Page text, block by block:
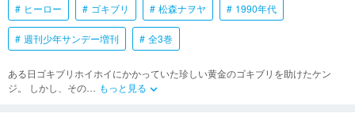
ヒーロー ゴキブリ 松森ナヲヤ 1990年代
週刊少年サンデー増刊 全3巻
ある日ゴキブリホイホイにかかっていた珍しい黄金のゴキブリを助けたケン
ジ。 しかし、その… もっと見る keyboard_arrow_down